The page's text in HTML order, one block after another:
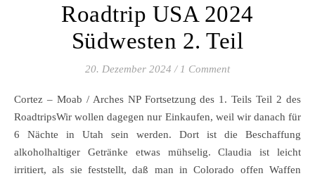
Roadtrip USA 2024
Südwesten 2. Teil
20. Dezember 2024 / 1 Comment
Cortez – Moab / Arches NP Fortsetzung des 1. Teils Teil 2 des
RoadtripsWir wollen dagegen nur Einkaufen, weil wir danach für
6 Nächte in Utah sein werden. Dort ist die Beschaffung
alkoholhaltiger Getränke etwas mühselig. Claudia ist leicht
irritiert, als sie feststellt, daß man in Colorado offen Waffen